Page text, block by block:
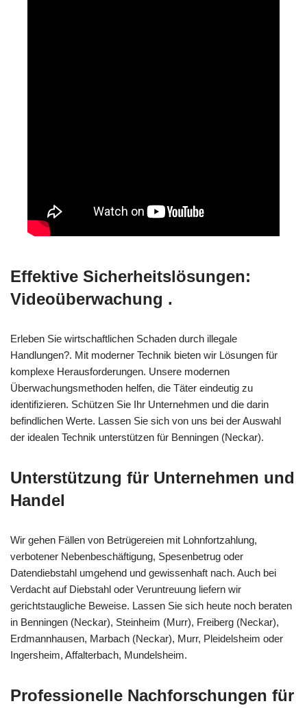
Effektive Sicherheitslösungen:
Videoüberwachung .
Erleben Sie wirtschaftlichen Schaden durch illegale
Handlungen?. Mit moderner Technik bieten wir Lösungen für
komplexe Herausforderungen. Unsere modernen
Überwachungsmethoden helfen, die Täter eindeutig zu
identifizieren. Schützen Sie Ihr Unternehmen und die darin
befindlichen Werte. Lassen Sie sich von uns bei der Auswahl
der idealen Technik unterstützen für Benningen (Neckar).
Unterstützung für Unternehmen und
Handel
Wir gehen Fällen von Betrügereien mit Lohnfortzahlung,
verbotener Nebenbeschäftigung, Spesenbetrug oder
Datendiebstahl umgehend und gewissenhaft nach. Auch bei
Verdacht auf Diebstahl oder Veruntreuung liefern wir
gerichtstaugliche Beweise. Lassen Sie sich heute noch beraten
in Benningen (Neckar), Steinheim (Murr), Freiberg (Neckar),
Erdmannhausen, Marbach (Neckar), Murr, Pleidelsheim oder
Ingersheim, Affalterbach, Mundelsheim.
Professionelle Nachforschungen für